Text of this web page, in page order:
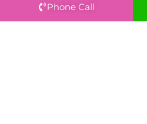
Phone Call